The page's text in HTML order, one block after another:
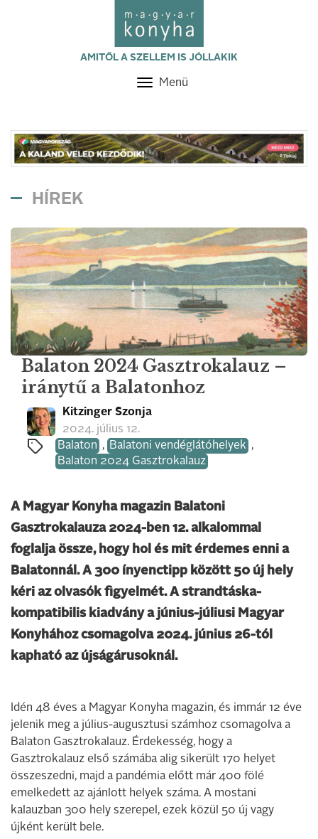
AMITŐL A SZELLEM IS JÓLLAKIK
Toggle
Menü
HÍREK
Balaton 2024 Gasztrokalauz –
iránytű a Balatonhoz
Kitzinger Szonja
2024. július 12.
Balaton , Balatoni vendéglátóhelyek ,
Balaton 2024 Gasztrokalauz
A Magyar Konyha magazin Balatoni
Gasztrokalauza 2024-ben 12. alkalommal
foglalja össze, hogy hol és mit érdemes enni a
Balatonnál. A 300 ínyenctipp között 50 új hely
kéri az olvasók figyelmét. A strandtáska-
kompatibilis kiadvány a június-júliusi Magyar
Konyhához csomagolva 2024. június 26-tól
kapható az újságárusoknál.
Idén 48 éves a Magyar Konyha magazin, és immár 12 éve
jelenik meg a július-augusztusi számhoz csomagolva a
Balaton Gasztrokalauz. Érdekesség, hogy a
Gasztrokalauz első számába alig sikerült 170 helyet
összeszedni, majd a pandémia előtt már 400 fölé
emelkedett az ajánlott helyek száma. A mostani
kalauzban 300 hely szerepel, ezek közül 50 új vagy
újként került bele.